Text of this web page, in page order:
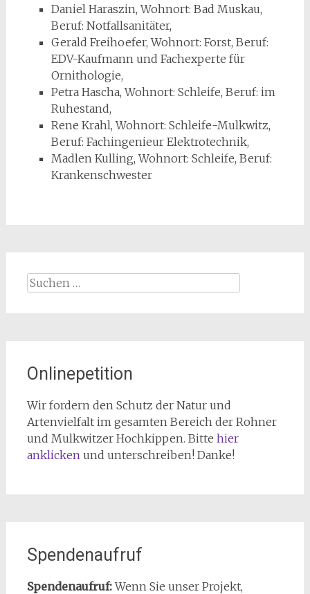
Daniel Haraszin, Wohnort: Bad Muskau,
Beruf: Notfallsanitäter,
Gerald Freihoefer, Wohnort: Forst, Beruf:
EDV-Kaufmann und Fachexperte für
Ornithologie,
Petra Hascha, Wohnort: Schleife, Beruf: im
Ruhestand,
Rene Krahl, Wohnort: Schleife-Mulkwitz,
Beruf: Fachingenieur Elektrotechnik,
Madlen Kulling, Wohnort: Schleife, Beruf:
Krankenschwester
Suchen
Onlinepetition
Wir fordern den Schutz der Natur und
Artenvielfalt im gesamten Bereich der Rohner
und Mulkwitzer Hochkippen. Bitte hier
anklickenund unterschreiben! Danke!
Spendenaufruf
Spendenaufruf:Wenn Sie unser Projekt,